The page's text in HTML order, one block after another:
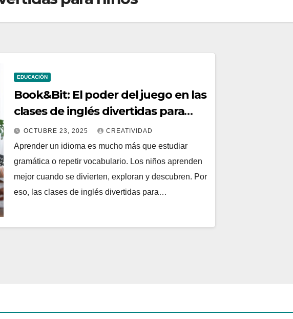
EDUCACIÓN
Book&Bit: El poder del juego en las
clases de inglés divertidas para
niños
OCTUBRE 23, 2025 CREATIVIDAD
Aprender un idioma es mucho más que estudiar
gramática o repetir vocabulario. Los niños aprenden
mejor cuando se divierten, exploran y descubren. Por
eso, las clases de inglés divertidas para…